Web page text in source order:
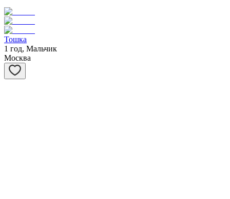
Тошка
1 год, Мальчик
Москва